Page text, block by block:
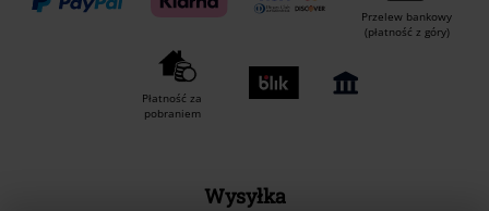
Przelew bankowy
(płatność z góry)
Płatność za
pobraniem
Wysyłka